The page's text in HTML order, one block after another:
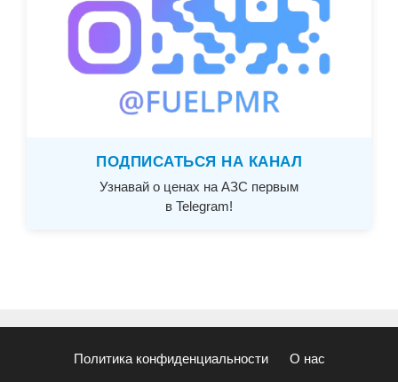
ПОДПИСАТЬСЯ НА КАНАЛ
Узнавай о ценах на АЗС первым
в Telegram!
Политика конфиденциальности О нас